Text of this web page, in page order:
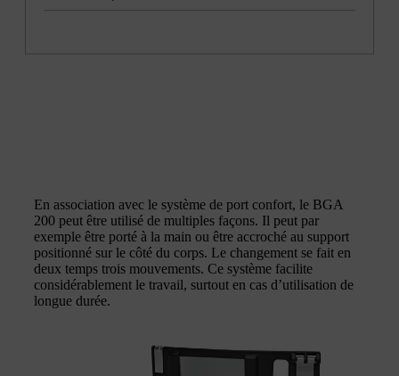
En association avec le système de port confort, le BGA
200 peut être utilisé de multiples façons. Il peut par
exemple être porté à la main ou être accroché au support
positionné sur le côté du corps. Le changement se fait en
deux temps trois mouvements. Ce système facilite
considérablement le travail, surtout en cas d’utilisation de
longue durée.